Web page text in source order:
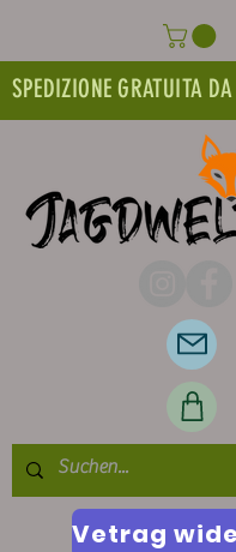
SPEDIZIONE GRATUITA